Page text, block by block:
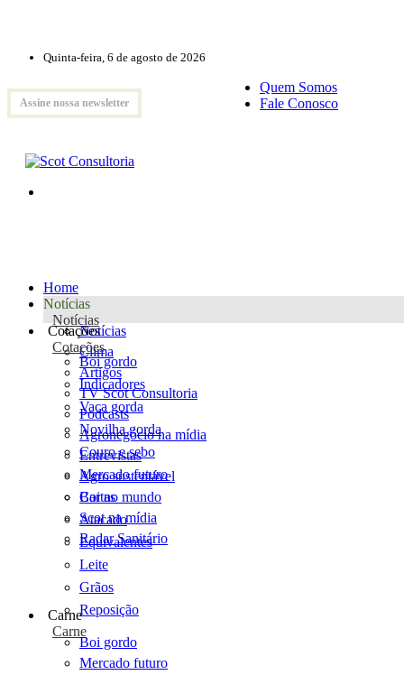
Quinta-feira, 6 de agosto de 2026
Assine nossa newsletter
Quem Somos
Fale Conosco
Home
Notícias
Notícias
Notícias
Clima
Artigos
TV Scot Consultoria
Podcasts
Agronegócio na mídia
Entrevistas
Agro sustentável
Cartas
Scot na mídia
Radar Sanitário
Cotações
Cotações
Boi gordo
Indicadores
Vaca gorda
Novilha gorda
Couro e sebo
Mercado futuro
Boi no mundo
Atacado
Equivalentes
Leite
Grãos
Reposição
Carne
Carne
Boi gordo
Mercado futuro